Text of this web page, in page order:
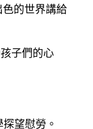
的世界講給
子們的心
望慰勞。